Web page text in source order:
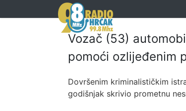
Vozač (53)
pomoći ozlijeđenim
Dovršenim kriminalističkim
godišnjak skrivio prometnu